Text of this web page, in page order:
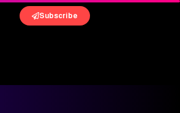
Subscribe